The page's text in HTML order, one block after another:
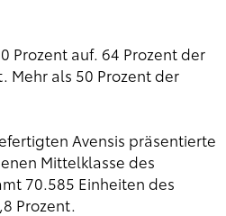
Prozent auf. 64 Prozent der
Mehr als 50 Prozent der
Avensis präsentierte
Mittelklasse des
70.585 Einheiten des
Prozent.